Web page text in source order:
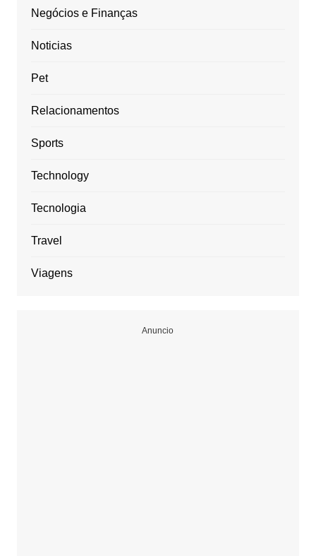
Negócios e Finanças
Noticias
Pet
Relacionamentos
Sports
Technology
Tecnologia
Travel
Viagens
Anuncio